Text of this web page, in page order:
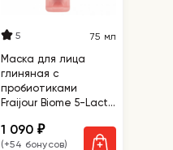
5 75 мл
Маска для лица
глиняная с
пробиотиками
Fraijour Biome 5-Lacto
Mask
1 090₽
(+54 бонусов)